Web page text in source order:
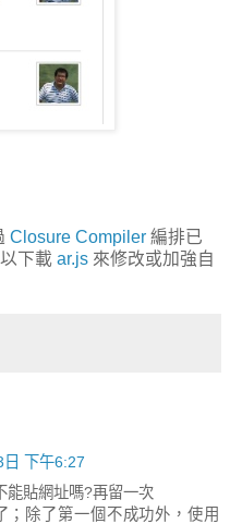
Closure Compiler 編排已
下載 ar.js 來修改或加強自
下午6:27
能貼網址嗎?再留一次
除了第一個不成功外，使用